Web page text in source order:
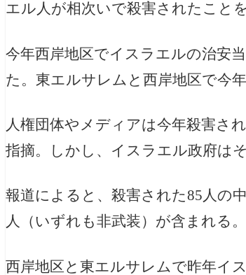
エル人が相次いで殺害されたこと
今年西岸地区でイスラエルの治安
た。 東エルサレムと西岸地区で今
人権団体やメディアは今年殺害さ
指摘。しかし、イスラエル政府は
報道によると、殺害された85人の
人（いずれも非武装）が含まれる。
西岸地区と東エルサレムで昨年イ